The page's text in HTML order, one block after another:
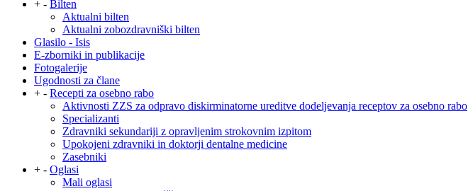
+ - Bilten
Aktualni bilten
Aktualni zobozdravniški bilten
Glasilo - Isis
E-zborniki in publikacije
Fotogalerije
Ugodnosti za člane
+ - Recepti za osebno rabo
Aktivnosti ZZS za odpravo diskirminatorne ureditve dodeljevanja receptov za osebno rabo
Specializanti
Zdravniki sekundariji z opravljenim strokovnim izpitom
Upokojeni zdravniki in doktorji dentalne medicine
Zasebniki
+ - Oglasi
Mali oglasi